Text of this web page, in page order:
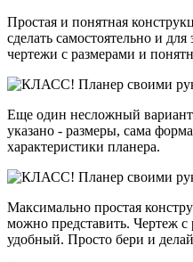
Простая и понятная
сделать самостоятельно и для
чертежи с размерами и
Еще один несложный вариант
указано - размеры, сама
характеристики планера.
Максимально простая
можно представить. Чертеж с
удобный. Просто бери и